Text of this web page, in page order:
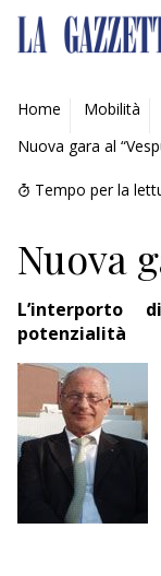
AMBIENTE
MOBILITÀ
INDUSTRIA
RICERCA
ECONOMIA
TURISMO
CULTURA
NAUTICA
EDITORIALI
Home Mobilità
Nuova gara al
Tempo per la
Nuova
L’interporto
potenzialità